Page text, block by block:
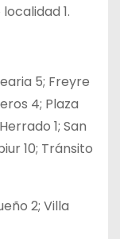
1.
5; Freyre
4; Plaza
1; San
10; Tránsito
2; Villa